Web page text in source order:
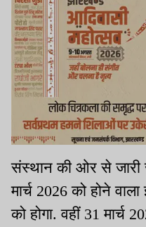
संस्थान की ओर से जारी
मार्च 2026 को होने
को होगा. वहीं 31 मार्च